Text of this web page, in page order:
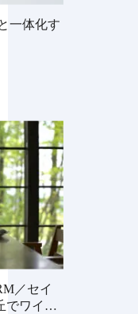
一体化す
／セイ
でワイン
マ）」占いの神で末裔は
祭祀を司る氏族となる日
本人なら知っておきたい
ニッポンの神様名鑑
TRADITION
「須佐之男命（スサノ